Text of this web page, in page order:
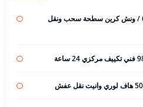
ونش ابو حليفة رقم / 65557275 / ونش كرين سطحة سحب ونقل